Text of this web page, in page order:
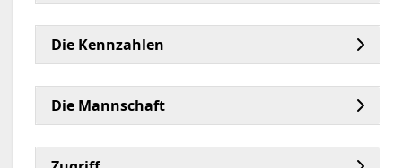
Die Kennzahlen
Die Mannschaft